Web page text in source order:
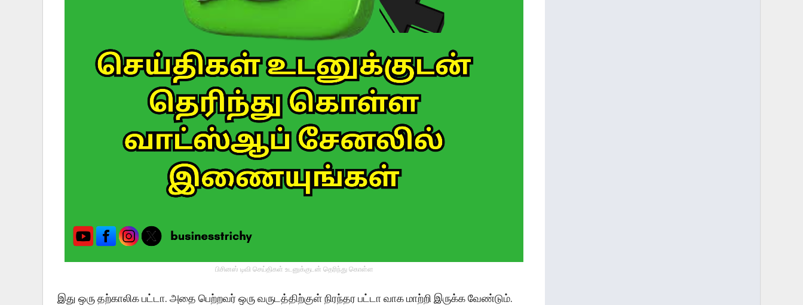
பிசினஸ் டிவி செய்திகள் உடனுக்குடன் தெரிந்து கொள்ள
இது ஒரு தற்காலிக பட்டா. அதை பெற்றவர் ஒரு வருடத்திற்குள் நிரந்தர பட்டா வாக மாற்றி இருக்க வேண்டும்.